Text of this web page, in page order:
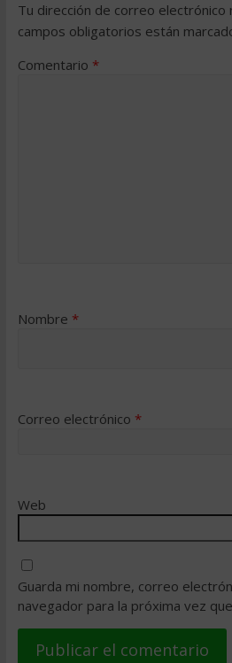
Tu dirección de correo electrónico
campos obligatorios están
Comentario *
Nombre *
Correo electrónico *
Web
Guarda mi nombre, correo
navegador para la próxima vez